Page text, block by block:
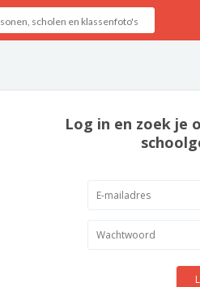
Log in en zoek je